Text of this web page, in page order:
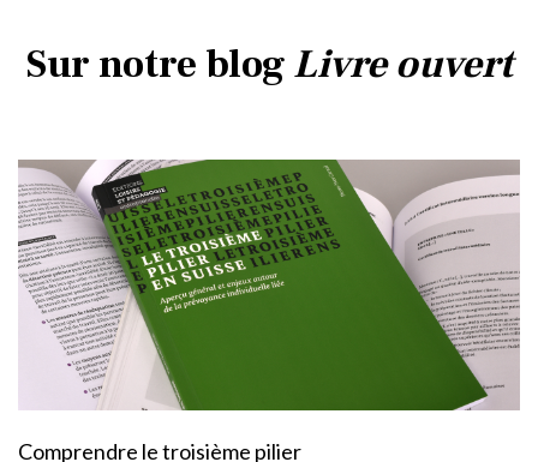
Sur notre blogLivre ouvert
Comprendre le troisième pilier